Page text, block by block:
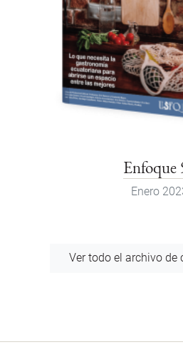
Enfoque
Enero
Ver todo el archivo de